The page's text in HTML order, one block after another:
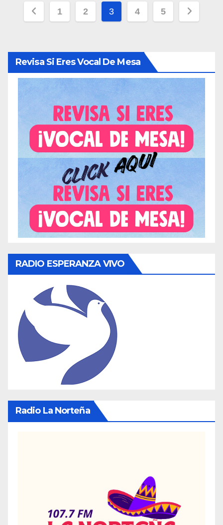
Paginación
entradas
1 2 3 4 5
Revisa Si Eres Vocal De Mesa
RADIO ESPERANZA VIVO
Radio La Norteña